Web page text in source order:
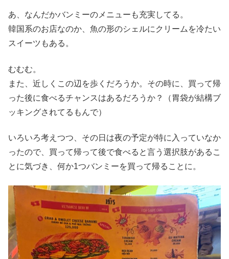
あ、なんだかバンミーのメニューも充実してる。
韓国系のお店なのか、魚の形のシェルにクリームを冷たい
スイーツもある。
むむむ。
また、近しくこの辺を歩くだろうか。その時に、買って帰
った後に食べるチャンスはあるだろうか？（胃袋が結構ブ
ッキングされてるもんで）
いろいろ考えつつ、その日は夜の予定が特に入っていなか
ったので、買って帰って後で食べると言う選択肢があるこ
とに気づき、何か1つバンミーを買って帰ることに。